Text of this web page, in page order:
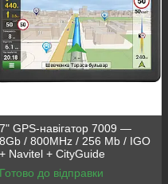
7" GPS-навігатор 7009 —
8Gb / 800MHz / 256 Mb / IGO
+ Navitel + CityGuide
Готово до відправки